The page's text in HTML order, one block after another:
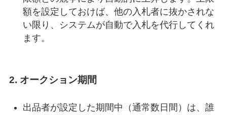
額を設定しておけば、他の入札者に抜かされな
い限り、システムが自動で入札を代行してくれ
ます。
2. オークション期間
出品者が設定した期間中（通常数日間）は、誰